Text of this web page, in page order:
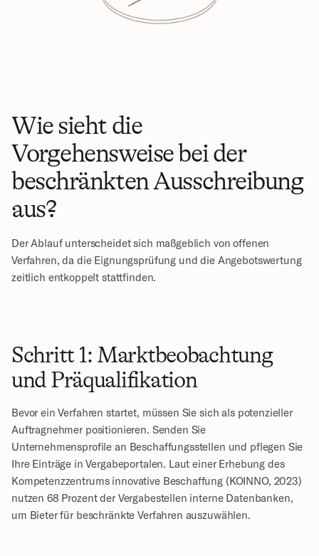
Wie sieht die
Vorgehensweise bei der
beschränkten Ausschreibung
aus?
Der Ablauf unterscheidet sich maßgeblich von offenen
Verfahren, da die Eignungsprüfung und die Angebotswertung
zeitlich entkoppelt stattfinden.
Schritt 1: Marktbeobachtung
und Präqualifikation
Bevor ein Verfahren startet, müssen Sie sich als potenzieller
Auftragnehmer positionieren. Senden Sie
Unternehmensprofile an Beschaffungsstellen und pflegen Sie
Ihre Einträge in Vergabeportalen. Laut einer Erhebung des
Kompetenzzentrums innovative Beschaffung (KOINNO, 2023)
nutzen 68 Prozent der Vergabestellen interne Datenbanken,
um Bieter für beschränkte Verfahren auszuwählen.